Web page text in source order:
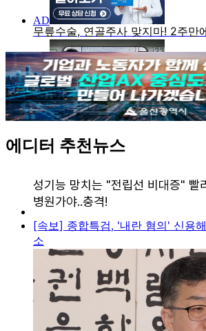
에디터 추천뉴스
[속보] 종합특검, '내란 혐의' 신용
소